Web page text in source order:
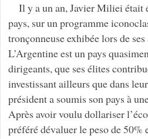
Il y a un an, Javier Miliei était
pays, sur un programme
tronçonneuse exhibée lors de
L’Argentine est un pays
dirigeants, que ses élites
investissant ailleurs que dans
président a soumis son pays à
Après avoir voulu dollariser
préféré dévaluer le peso de 50%